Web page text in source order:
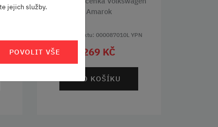
Amarok
Kód produktu: 000087010L YPN
269 KČ
DO KOŠÍKU
jejich služby.
POVOLIT VŠE